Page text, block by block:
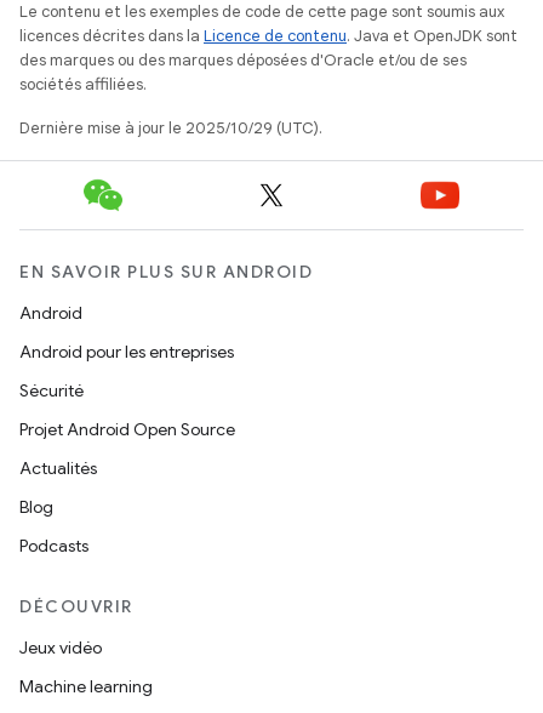
Le contenu et les exemples de code de cette page sont soumis aux
licences décrites dans la Licence de contenu. Java et OpenJDK sont
des marques ou des marques déposées d'Oracle et/ou de ses
sociétés affiliées.
Dernière mise à jour le 2025/10/29 (UTC).
EN SAVOIR PLUS SUR ANDROID
Android
Android pour les entreprises
Sécurité
Projet Android Open Source
Actualités
Blog
Podcasts
DÉCOUVRIR
Jeux vidéo
Machine learning